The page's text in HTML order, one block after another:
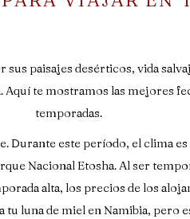
paisajes desérticos, vida
te mostramos las mejores
temporadas.
este período, el clima
Nacional Etosha. Al ser
alta, los precios de los
luna de miel en Namibia, pero